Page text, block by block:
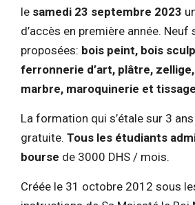
le samedi 23 septembre 2023
d’accès en première année.
proposées: bois peint, bois
ferronnerie d’art, plâtre,
marbre, maroquinerie et
La formation qui s’étale sur 3
gratuite. Tous les étudiants
bourse de 3000 DHS / mois.
Créée le 31 octobre 2012 sous